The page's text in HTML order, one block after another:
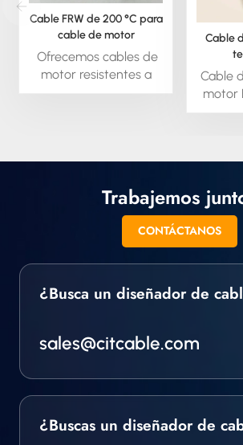
Cable FRW de 200 °C para
cable de motor
Ofrecemos cables de
motor resistentes a
fluidos (ATF) de hasta
solicitar una consulta y
información.
Cable
Cable
motor
alta
150
Trabajemos
CONTÁCTANOS
¿Busca un diseñador de
sales@citcable.com
¿Buscas un diseñador de